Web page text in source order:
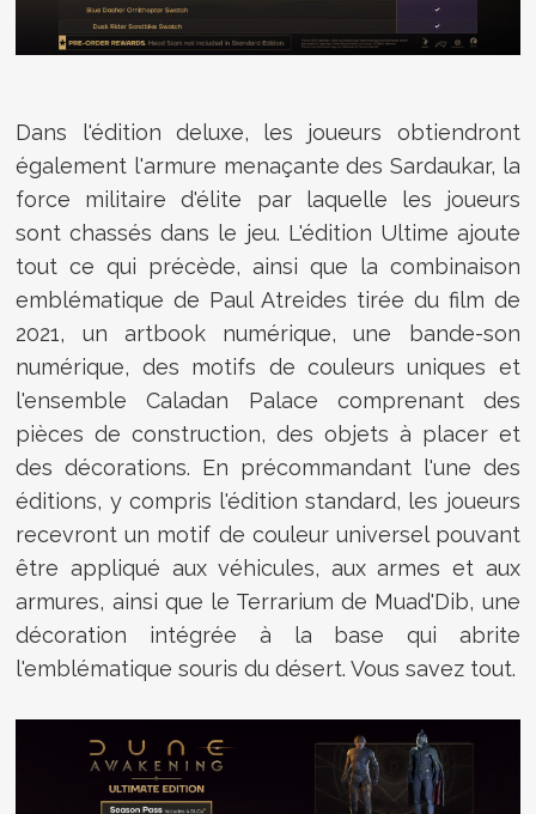
Dans l'édition deluxe, les joueurs obtiendront
également l'armure menaçante des Sardaukar, la
force militaire d'élite par laquelle les joueurs
sont chassés dans le jeu. L'édition Ultime ajoute
tout ce qui précède, ainsi que la combinaison
emblématique de Paul Atreides tirée du film de
2021, un artbook numérique, une bande-son
numérique, des motifs de couleurs uniques et
l'ensemble Caladan Palace comprenant des
pièces de construction, des objets à placer et
des décorations. En précommandant l'une des
éditions, y compris l'édition standard, les joueurs
recevront un motif de couleur universel pouvant
être appliqué aux véhicules, aux armes et aux
armures, ainsi que le Terrarium de Muad'Dib, une
décoration intégrée à la base qui abrite
l'emblématique souris du désert. Vous savez tout.